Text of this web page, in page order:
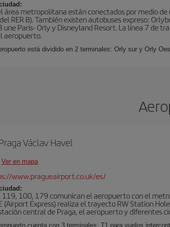
área metropolitana están conectados por medio
RER B). También existen autobuses expreso:
une Paris- Orly y Disneyland Resort. La línea 7 de
aeropuerto.
está dividido en 2 terminales: Orly sur y Orly
Václav Havel
Ver en mapa
www.pragueairport.co.uk/es/
119, 100, 179 comunican el aeropuerto con el
(Airport Express) realiza el trayecto RW Station
central de Praga, el aeropuerto y diferentes
cuenta con 3 terminales: T1 para vuelos